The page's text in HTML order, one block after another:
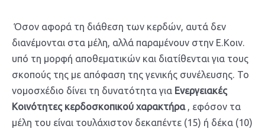
Όσον αφορά τη διάθεση των κερδών, αυτά δεν
διανέμονται στα μέλη, αλλά παραμένουν στην Ε.Κοιν.
υπό τη μορφή αποθεματικών και διατίθενται για τους
σκοπούς της με απόφαση της γενικής συνέλευσης. Το
νομοσχέδιο δίνει τη δυνατότητα για Ενεργειακές
Κοινότητες κερδοσκοπικού χαρακτήρα , εφόσον τα
μέλη του είναι τουλάχιστον δεκαπέντε (15) ή δέκα (10)